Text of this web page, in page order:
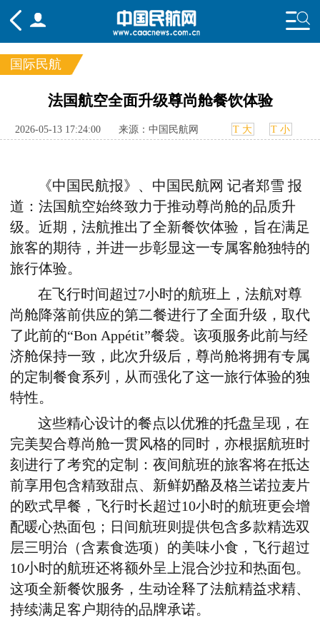
国内 国际
行业
国际民航
法国航空全面升级尊尚舱餐饮体验
2026-05-13 17:24:00 来源：中国民航网 T 大 T 小
《中国民航报》、中国民航网 记者郑雪 报
道：法国航空始终致力于推动尊尚舱的品质升
级。近期，法航推出了全新餐饮体验 ，旨在满足
旅客的期待，并进一步彰显这一专属客舱独特的
旅行体验。
在飞行时间超过7小时的航班上，法航对尊
尚舱降落前供应的第二餐进行了全面升级 ，取代
了此前的“Bon Appétit”餐袋。该项服务此前与经
济舱保持一致，此次升级后，尊尚舱将拥有专属
的定制餐食系列，从而强化了这一旅行体验的独
特性。
这些精心设计的餐点以优雅的托盘呈现，在
完美契合尊尚舱一贯风格的同时，亦根据航班时
刻进行了考究的定制：夜间航班的旅客将在抵达
前享用包含精致甜点、新鲜奶酪及格兰诺拉麦片
的欧式早餐，飞行时长超过10小时的航班更会增
配暖心热面包；日间航班则提供包含多款精选双
层三明治（含素食选项）的美味小食，飞行超过
10小时的航班还将额外呈上混合沙拉和热面包。
这项全新餐饮服务，生动诠释了法航精益求精、
持续满足客户期待的品牌承诺。